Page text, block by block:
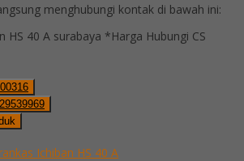
menghubungi kontak di bawah ini:
*Harga Hubungi CS
Ichiban HS 40 A